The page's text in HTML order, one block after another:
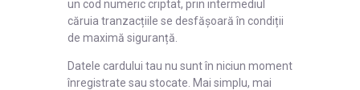
un cod numeric criptat, prin intermediul
căruia tranzacțiile se desfășoară în condiții
de maximă siguranță.
Datele cardului tau nu sunt în niciun moment
înregistrate sau stocate. Mai simplu, mai